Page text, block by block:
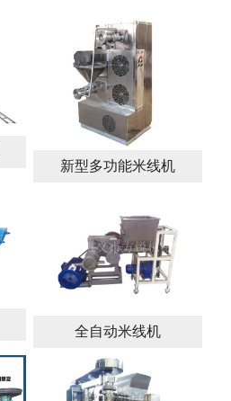
新型多功能米线机
全自动米线机